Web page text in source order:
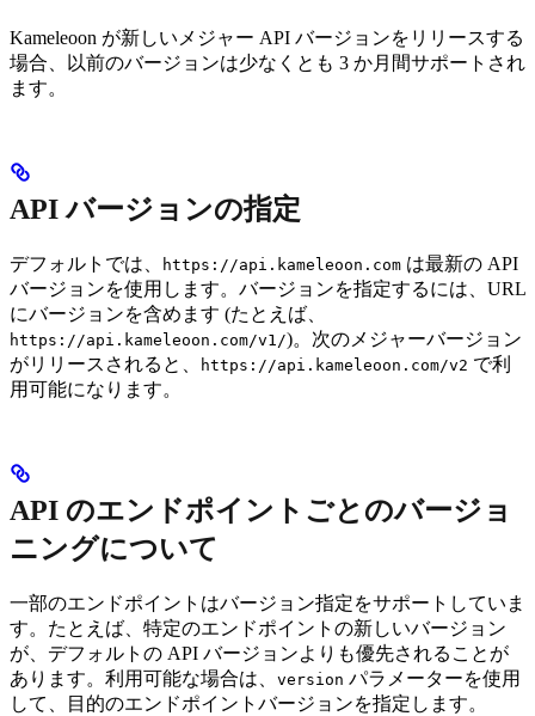
Kameleoon が新しいメジャー API バージョンをリリースする
場合、以前のバージョンは少なくとも 3 か月間サポートされ
ます。
API バージョンの指定
デフォルトでは、 https://api.kameleoon.com は最新の API
バージョンを使用します。バージョンを指定するには、URL
にバージョンを含めます (たとえば、
https://api.kameleoon.com/v1/)。次のメジャーバージョン
がリリースされると、
https://api.kameleoon.com/v2 で利
用可能になります。
API のエンドポイントごとのバージョ
ニングについて
一部のエンドポイントはバージョン指定をサポートしていま
す。たとえば、特定のエンドポイントの新しいバージョン
が、デフォルトの API バージョンよりも優先されることが
あります。利用可能な場合は、 version パラメーターを使用
して、目的のエンドポイントバージョンを指定します。